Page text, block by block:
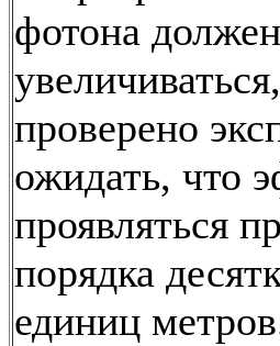
фотона
проверено
ожидать, что
проявляться
порядка
единиц